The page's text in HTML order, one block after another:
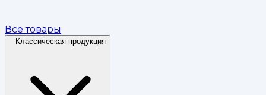
Все товары
Классическая продукция